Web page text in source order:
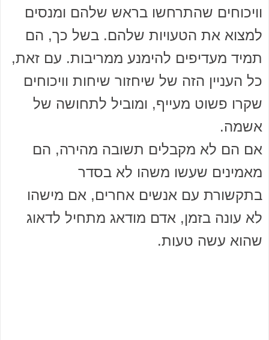
וויכוחים שהתרחשו בראש שלהם ומנסים
למצוא את הטעויות שלהם. בשל כך, הם
תמיד מעדיפים להימנע ממריבות. עם זאת,
כל העניין הזה של שיחזור שיחות וויכוחים
שקרו פשוט מעייף, ומוביל לתחושה של
אשמה.
אם הם לא מקבלים תשובה מהירה, הם
מאמינים שעשו משהו לא בסדר
בתקשורת עם אנשים אחרים, אם מישהו
לא עונה בזמן, אדם מודאג מתחיל לדאוג
שהוא עשה טעות.